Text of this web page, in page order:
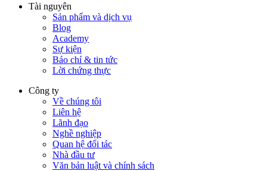
Tài nguyên
Sản phẩm và dịch vụ
Blog
Academy
Sự kiện
Báo chí & tin tức
Lời chứng thực
Công ty
Về chúng tôi
Liên hệ
Lãnh đạo
Nghề nghiệp
Quan hệ đối tác
Nhà đầu tư
Văn bản luật và chính sách